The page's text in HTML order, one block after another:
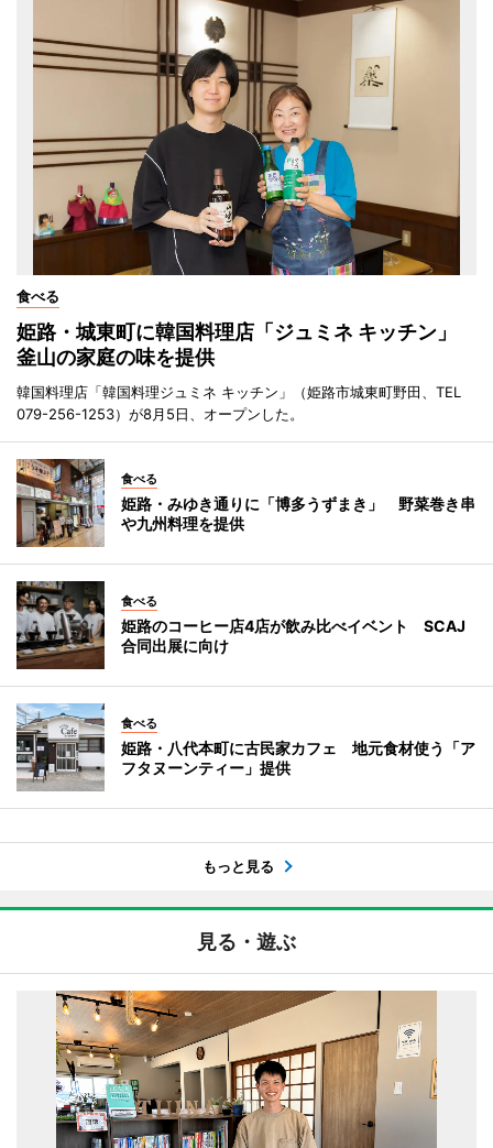
食べる
姫路・城東町に韓国料理店「ジュミネ キッチン」
釜山の家庭の味を提供
韓国料理店「韓国料理ジュミネ キッチン」（姫路市城東町野田、TEL
079-256-1253）が8月5日、オープンした。
食べる
姫路・みゆき通りに「博多うずまき」 野菜巻き串
や九州料理を提供
食べる
姫路のコーヒー店4店が飲み比べイベント SCAJ
合同出展に向け
食べる
姫路・八代本町に古民家カフェ 地元食材使う「ア
フタヌーンティー」提供
もっと見る
見る・遊ぶ